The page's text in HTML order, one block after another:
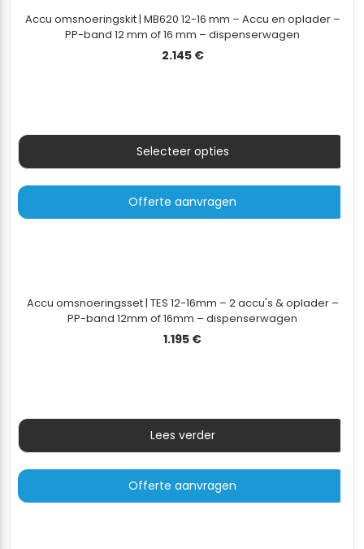
Accu omsnoeringskit | MB620 12-16 mm – Accu en oplader –
PP-band 12 mm of 16 mm – dispenserwagen
2.145 €
Selecteer opties
Offerte aanvragen
Accu omsnoeringsset | TES 12-16mm – 2 accu's & oplader –
PP-band 12mm of 16mm – dispenserwagen
1.195 €
Lees verder
Offerte aanvragen